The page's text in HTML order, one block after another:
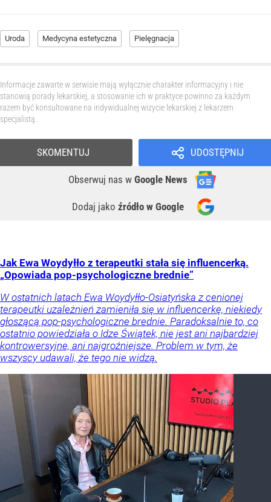
Uroda Medycyna estetyczna Pielęgnacja
Informacje zawarte w serwisie mają wyłącznie charakter informacyjny i nie
stanowią porady lekarskiej, a stosowanie ich w praktyce powinno za każdym
razem być konsultowane na indywidualnej wizycie lekarskiej z lekarzem
specjalistą.
UDOSTĘPNIJ
Obserwuj nas w Google News
Dodaj jako źródło w Google
SKOMENTUJ
Jak Ewa Woydyłło z terapeutki stała się influencerką.
„Opowiada pop-psychologiczne brednie”
W ostatnich latach Ewa Woydyłło-Osiatyńska z cenionej
terapeutki uzależnień zamieniła się w influencerkę, niekiedy
głoszącą pop-psychologiczne brednie. Paradoksalnie to, co
ostatnio powiedziała o Idze Świątek, nie jest ani najbardziej
kontrowersyjne, ani najgroźniejsze. Problem w tym, że
wszyscy udawali, że tego nie widzą.